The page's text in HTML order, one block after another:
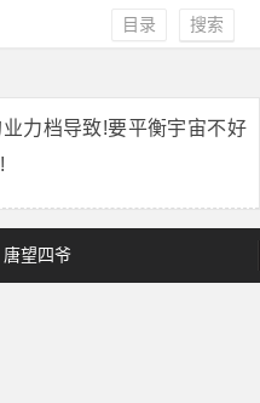
搜索
目录
力档导致!要平衡宇宙不好
望四爷